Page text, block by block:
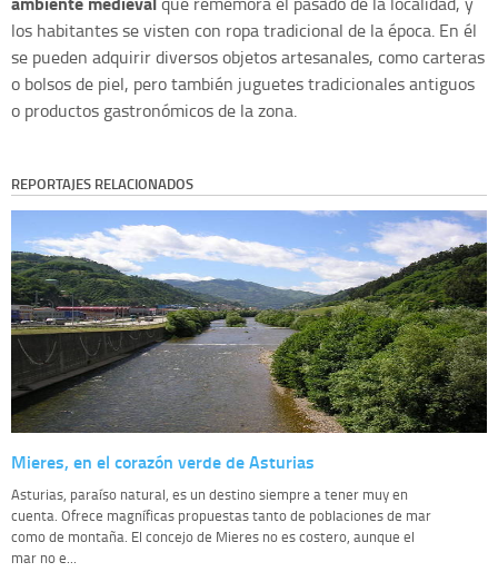
los habitantes se visten con ropa tradicional de la época. En él
se pueden adquirir diversos objetos artesanales, como carteras
o bolsos de piel, pero también juguetes tradicionales antiguos
o productos gastronómicos de la zona.
REPORTAJES RELACIONADOS
Mieres, en el corazón verde de Asturias
Asturias, paraíso natural, es un destino siempre a tener muy en
cuenta. Ofrece magníficas propuestas tanto de poblaciones de mar
como de montaña. El concejo de Mieres no es costero, aunque el
mar no e...